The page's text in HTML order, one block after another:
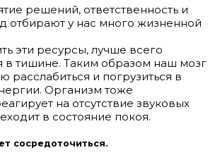
решений, ответственность и
отбирают у нас много жизненной
эти ресурсы, лучше всего
в тишине. Таким образом наш мозг
расслабиться и погрузиться в
Организм тоже
на отсутствие звуковых
в состояние покоя.
сосредоточиться.